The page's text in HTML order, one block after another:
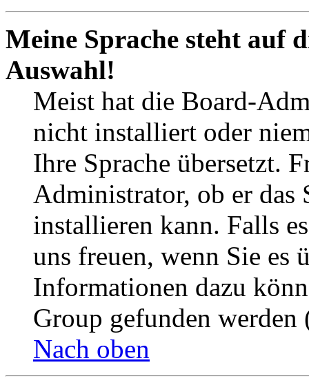
Meine Sprache steht auf
Auswahl!
Meist hat die Board-
nicht installiert oder
Ihre Sprache übersetzt.
Administrator, ob er das
installieren kann. Falls
uns freuen, wenn Sie es
Informationen dazu
Group gefunden
Nach oben